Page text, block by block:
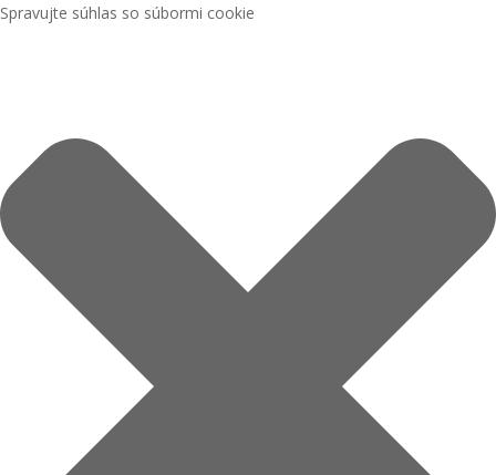
Spravujte súhlas so súbormi cookie